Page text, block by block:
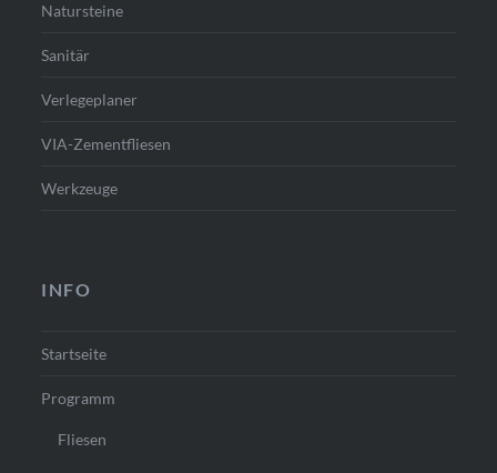
Natursteine
Sanitär
Verlegeplaner
VIA-Zementfliesen
Werkzeuge
INFO
Startseite
Programm
Fliesen